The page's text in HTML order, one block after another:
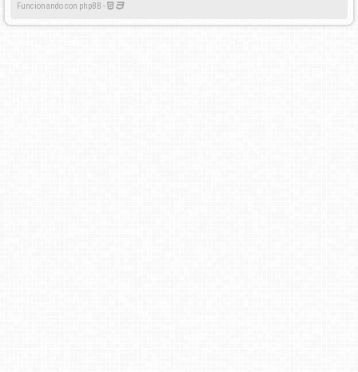
Funcionando con phpBB -